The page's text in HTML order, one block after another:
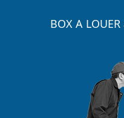
BOX A